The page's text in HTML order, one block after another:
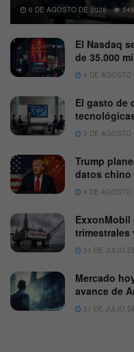
6 DE AGOSTO DE 2026 546
El Nasdaq
de 35.000
4 DE AGOSTO
El gasto de
3 DE AGOSTO
Trump
datos chino
4 DE AGOSTO
trimestrales
31 DE JULIO
Mercado
avance de
31 DE JULIO